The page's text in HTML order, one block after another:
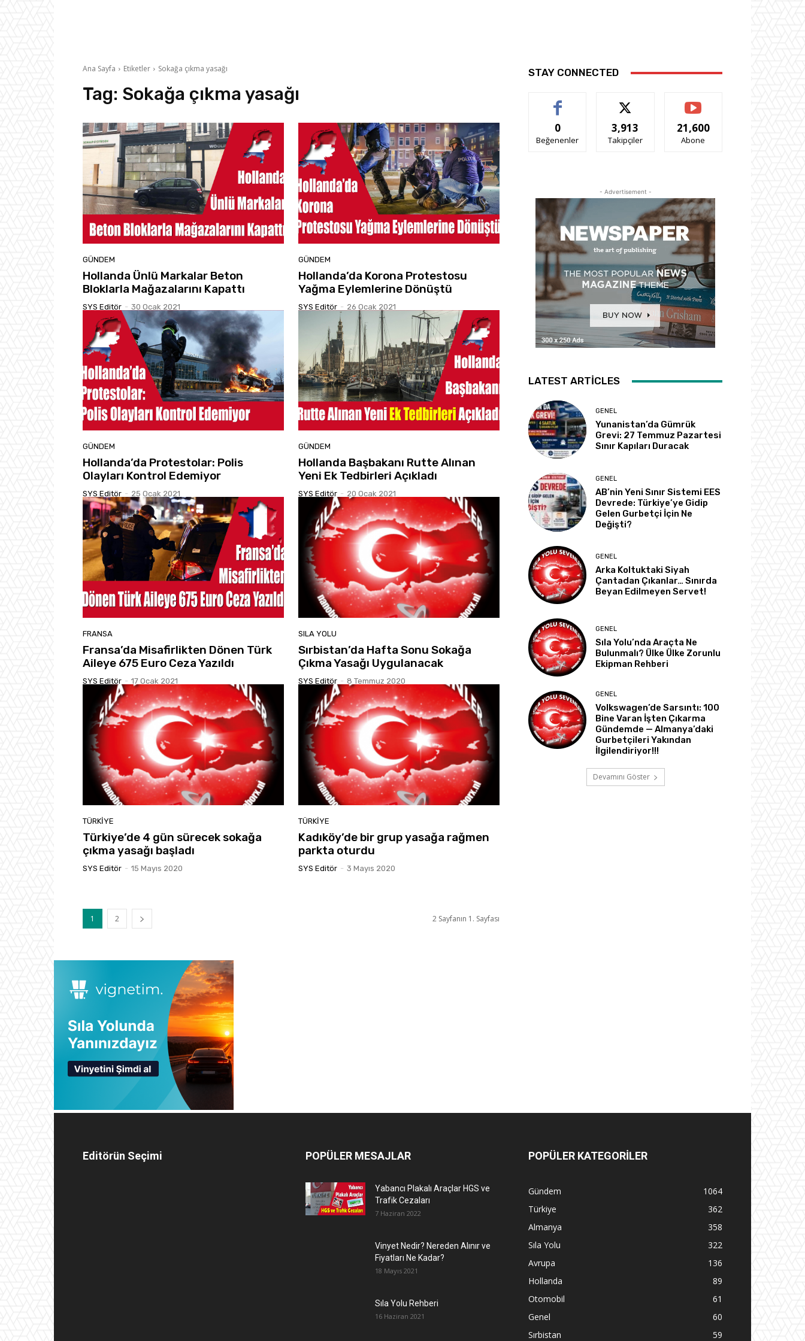
Ana Sayfa Etiketler Sokağa çıkma yasağı
Tag: Sokağa çıkma yasağı
GÜNDEM
Hollanda Ünlü Markalar Beton
Bloklarla Mağazalarını Kapattı
SYS Editör - 30 Ocak 2021
GÜNDEM
Hollanda’da Korona Protestosu
Yağma Eylemlerine Dönüştü
SYS Editör - 26 Ocak 2021
GÜNDEM
Hollanda’da Protestolar: Polis
Olayları Kontrol Edemiyor
SYS Editör - 25 Ocak 2021
GÜNDEM
Hollanda Başbakanı Rutte Alınan
Yeni Ek Tedbirleri Açıkladı
SYS Editör - 20 Ocak 2021
FRANSA
Fransa’da Misafirlikten Dönen Türk
Aileye 675 Euro Ceza Yazıldı
SYS Editör - 17 Ocak 2021
SILA YOLU
Sırbistan’da Hafta Sonu Sokağa
Çıkma Yasağı Uygulanacak
SYS Editör - 8 Temmuz 2020
TÜRKIYE
Türkiye’de 4 gün sürecek sokağa
çıkma yasağı başladı
SYS Editör - 15 Mayıs 2020
TÜRKIYE
Kadıköy’de bir grup yasağa rağmen
parkta oturdu
SYS Editör - 3 Mayıs 2020
1 2 2 Sayfanın 1. Sayfası
STAY CONNECTED
0
Beğenenler
3,913
Takipçiler
21,600
Abone
- Advertisement -
LATEST ARTICLES
GENEL
Yunanistan’da Gümrük
Grevi: 27 Temmuz Pazartesi
Sınır Kapıları Duracak
GENEL
AB’nin Yeni Sınır Sistemi EES
Devrede: Türkiye’ye Gidip
Gelen Gurbetçi İçin Ne
Değişti?
GENEL
Arka Koltuktaki Siyah
Çantadan Çıkanlar… Sınırda
Beyan Edilmeyen Servet!
GENEL
Sıla Yolu’nda Araçta Ne
Bulunmalı? Ülke Ülke Zorunlu
Ekipman Rehberi
GENEL
Volkswagen’de Sarsıntı: 100
Bine Varan İşten Çıkarma
Gündemde — Almanya’daki
Gurbetçileri Yakından
İlgilendiriyor!!!
Devamını Göster
Editörün Seçimi POPÜLER MESAJLAR
Yabancı Plakalı Araçlar HGS ve
Trafik Cezaları
7 Haziran 2022
Vinyet Nedir? Nereden Alınır ve
Fiyatları Ne Kadar?
18 Mayıs 2021
Sıla Yolu Rehberi
16 Haziran 2021
POPÜLER KATEGORİLER
Gündem
1064
Türkiye
362
Almanya
358
Sıla Yolu
322
Avrupa
136
Hollanda
89
Otomobil
61
Genel
60
Sırbistan
59